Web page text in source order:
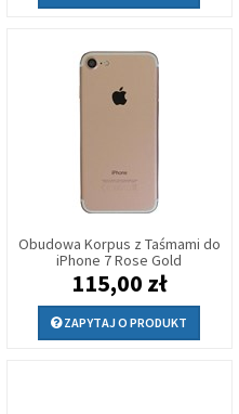
Obudowa Korpus z Taśmami do
iPhone 7 Rose Gold
115,00 zł
ZAPYTAJ O PRODUKT